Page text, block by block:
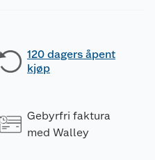
120 dagers åpent
kjøp
Gebyrfri faktura
med Walley